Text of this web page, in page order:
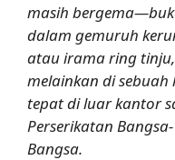
masih
dalam gemuruh
atau irama ring tinju,
melainkan di
tepat di luar kantor
Perserikatan Bangsa-
Bangsa.